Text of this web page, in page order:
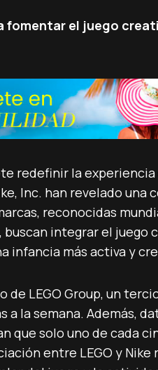
fomentar el juego
redefinir la
Inc. han revelado
reconocidas
buscan integrar el juego
infancia más activa y
de LEGO Group, un
a la semana. Además,
que solo uno de cada
entre LEGO y Nike